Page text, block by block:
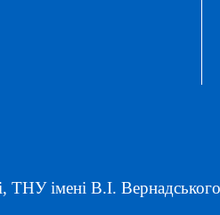
ТНУ імені В.І.